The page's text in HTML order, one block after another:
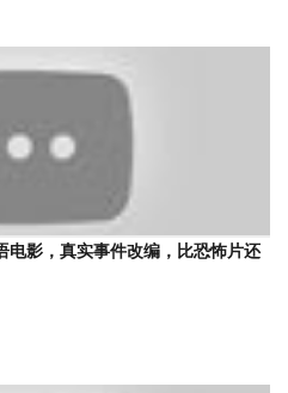
电影，真实事件改编，比恐怖片还